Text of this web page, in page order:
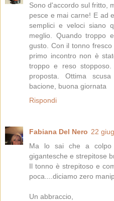
Sono d'accordo sul fritto,
pesce e mai carne! E ad
semplici e veloci siano
meglio. Quando troppo
gusto. Con il tonno
primo incontro non è
troppo e reso
proposta. Ottima
bacione, buona giornata
Rispondi
Fabiana Del Nero 22
Ma lo sai che a colpo
gigantesche e strepitose
Il tonno è strepitoso e
poca....diciamo zero
Un abbraccio,